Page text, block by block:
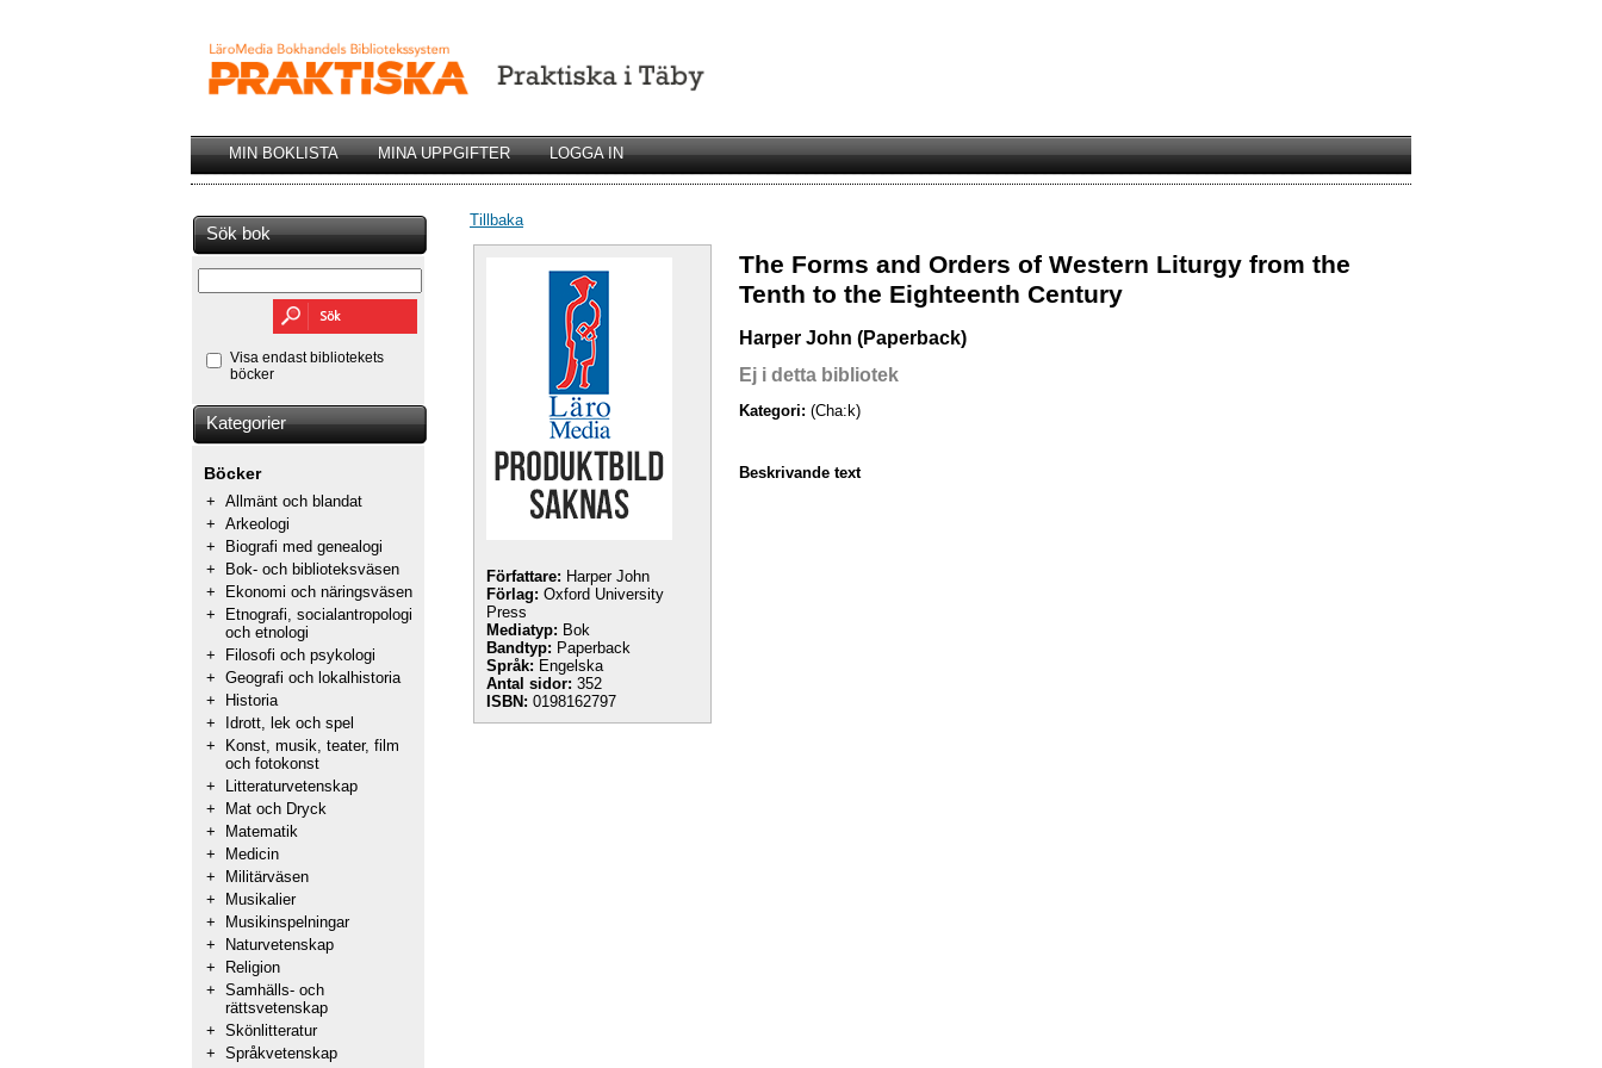
MIN BOKLISTA MINA UPPGIFTER LOGGA IN
Sök bok
Visa endast bibliotekets
böcker
Kategorier
Böcker
+ Allmänt och blandat
+ Arkeologi
+
Biografi med genealogi
+
Bok- och biblioteksväsen
+
Ekonomi och näringsväsen
+
Etnografi, socialantropologi
och etnologi
+
Filosofi och psykologi
+ Geografi och lokalhistoria
+
Historia
+
Idrott, lek och spel
+
Konst, musik, teater, film
och fotokonst
+
Litteraturvetenskap
+
Mat och Dryck
+
Matematik
+
Medicin
+
Militärväsen
+
Musikalier
+
Musikinspelningar
+
Naturvetenskap
+
Religion
+ Samhälls- och
rättsvetenskap
+ Skönlitteratur
+ Språkvetenskap
Tillbaka
Författare: Harper John
Förlag: Oxford University
Press
Mediatyp: Bok
Bandtyp: Paperback
Språk: Engelska
Antal sidor: 352
ISBN: 0198162797
The Forms and Orders of Western Liturgy from the
Tenth to the Eighteenth Century
Harper John (Paperback)
Ej i detta bibliotek
Kategori: (Cha:k)
Beskrivande text